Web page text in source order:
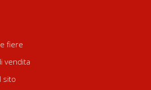
fiere
vendita
sito